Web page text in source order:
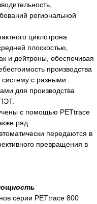
региональной
циклотрона
плоскостью,
и дейтроны, обеспечивая
производства
с разными
для производства
с помощью PETtrace
ряд
передаются в
превращения в
серии PETtrace 800